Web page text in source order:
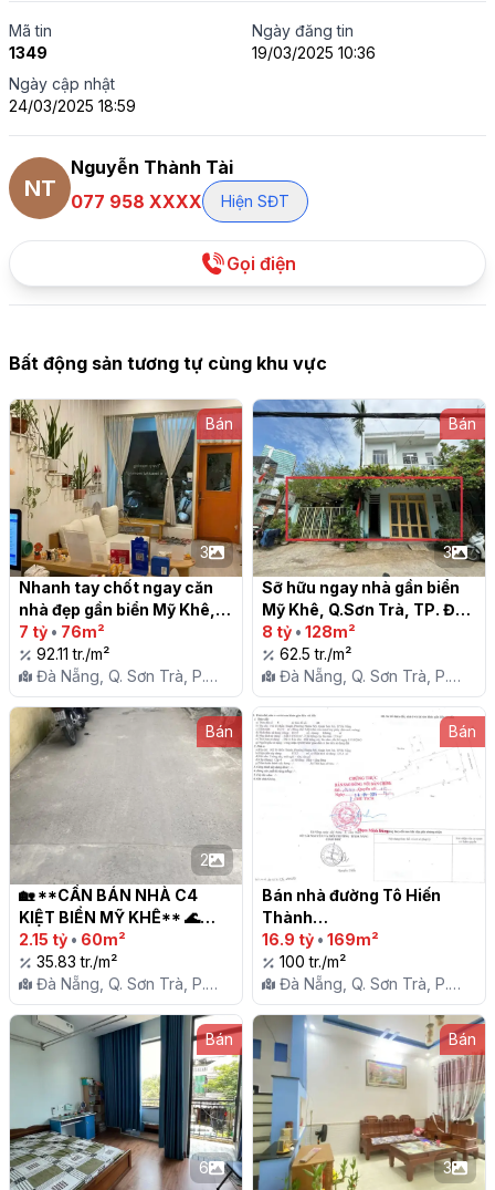
Mã tin
1349
Ngày đăng tin
19/03/2025 10:36
Ngày cập nhật
24/03/2025 18:59
NT
Nguyễn Thành Tài
077 958 XXXX
Hiện SĐT
Gọi điện
Bất động sản tương tự cùng khu vực
Bán
3
Nhanh tay chốt ngay căn
nhà đẹp gần biển Mỹ Khê,
Q.Sơn Trà, TP. Đà Nẵng
7 tỷ • 76m²
92.11 tr./m²
Đà Nẵng, Q. Sơn Trà, P.
Phước Mỹ
Bán
3
Sỡ hữu ngay nhà gần biển
Mỹ Khê, Q.Sơn Trà, TP. Đà
Nẵng
8 tỷ • 128m²
62.5 tr./m²
Đà Nẵng, Q. Sơn Trà, P.
Phước Mỹ
Bán
2
🏡 **CẦN BÁN NHÀ C4
KIỆT BIỂN MỸ KHÊ** 🌊
2.15 tỷ • 60m²
35.83 tr./m²
Đà Nẵng, Q. Sơn Trà, P.
Phước Mỹ
Bán
Bán nhà đường Tô Hiến
Thành
16.9 tỷ • 169m²
100 tr./m²
Đà Nẵng, Q. Sơn Trà, P.
Phước Mỹ
Bán
6
Bán
3